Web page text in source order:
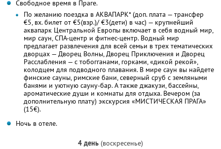
Свободное время в Праге.
По желанию поездка в АКВАПАРК* (доп. плата — трансфер
€5, вх. билет от €5(взр.)/ €3(дети) в час) — крупнейший
аквапарк Центральной Европы включает в себя водный мир,
мир саун, СПА-центр и фитнес-центр. Водный мир
предлагает развлечения для всей семьи в трех тематических
дворцах — Дворец Волны, Дворец Приключения и Дворец
Расслабления — с тобогганами, горками, «дикой рекой»,
колодцем для подводного плавания. В мире саун вы найдете
финские сауны, римские бани, северный сруб с земляными
банями и уютную сауну-бар. А также джакузи, бассейны,
ароматические души и комнаты для отдыха. Вечером (за
дополнительную плату) экскурсия «МИСТИЧЕСКАЯ ПРАГА»
(15€).
Ночь в отеле.
4 день (воскресенье)